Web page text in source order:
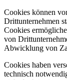
Cookies können
Drittunternehmen
Cookies
von
Abwicklung von
Cookies haben
technisch